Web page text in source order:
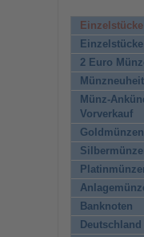
Einzelstücke
2 Euro
Münz-
Vorverkauf
Goldmünzen
Banknoten